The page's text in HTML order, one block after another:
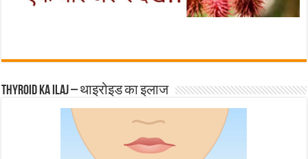
Thyroid ka ilaj – थाइरोइड का इलाज